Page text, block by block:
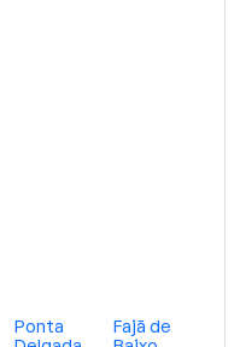
Ponta
Fajã de